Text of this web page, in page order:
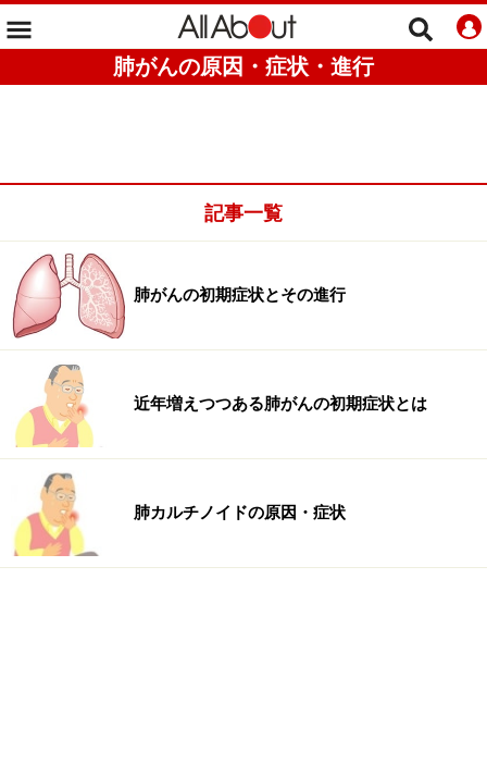
肺がんの原因・症状・進行
記事一覧
肺がんの初期症状とその進行
近年増えつつある肺がんの初期症状とは
肺カルチノイドの原因・症状